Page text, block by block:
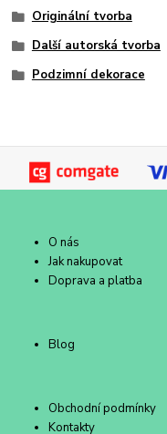
Originální tvorba
Další autorská tvorba
Podzimní dekorace
O nás
Jak nakupovat
Doprava a platba
Blog
Obchodní podmínky
Kontakty